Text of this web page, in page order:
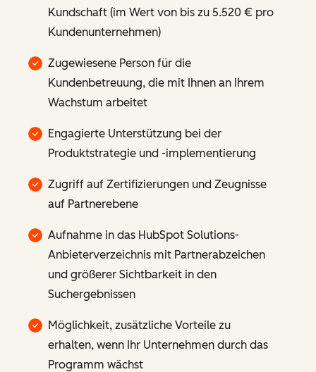
Kundschaft (im Wert von bis zu 5.520 € pro
Kundenunternehmen)
Zugewiesene Person für die
Kundenbetreuung, die mit Ihnen an Ihrem
Wachstum arbeitet
Engagierte Unterstützung bei der
Produktstrategie und -implementierung
Zugriff auf Zertifizierungen und Zeugnisse
auf Partnerebene
Aufnahme in das HubSpot Solutions-
Anbieterverzeichnis mit Partnerabzeichen
und größerer Sichtbarkeit in den
Suchergebnissen
Möglichkeit, zusätzliche Vorteile zu
erhalten, wenn Ihr Unternehmen durch das
Programm wächst